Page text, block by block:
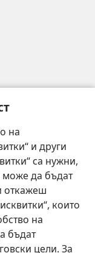
на
и други
са нужни,
може да бъдат
откажеш
които
на
бъдат
цели. За